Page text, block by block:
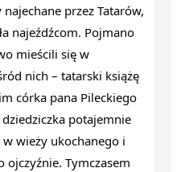
najechane przez Tatarów,
najeźdźcom. Pojmano
mieścili się w
nich – tatarski książę
córka pana Pileckiego
potajemnie
wieży ukochanego i
ojczyźnie. Tymczasem